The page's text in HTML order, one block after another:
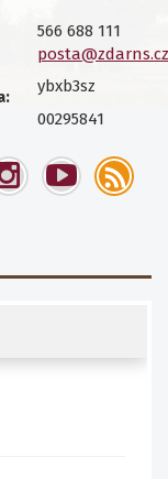
566 688 111
posta@zdarns.cz
ybxb3sz
00295841